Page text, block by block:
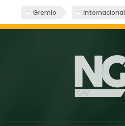
Gremio Internacional